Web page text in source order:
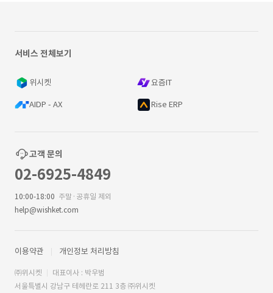
서비스 전체보기
위시켓 요즘IT
AIDP - AX Rise ERP
고객 문의
02-6925-4849
10:00-18:00 주말·공휴일 제외
help@wishket.com
이용약관 개인정보 처리방침
㈜위시켓
대표이사 : 박우범
서울특별시 강남구 테헤란로 211 3층 ㈜위시켓